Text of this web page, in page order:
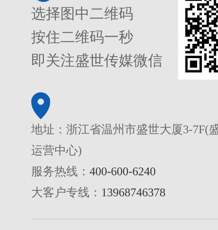
选择图中二维码
按住二维码一秒
即关注盛世传媒微信
地址：浙江省温州市盛世大厦3-7F(
运营中心)
服务热线： 400-600-6240
大客户专线： 13968746378